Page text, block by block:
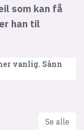
som kan få
han til
vanlig. Sånn
Se alle